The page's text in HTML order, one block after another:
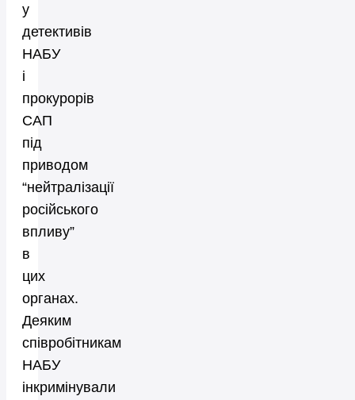
у
детективів
НАБУ
і
прокурорів
САП
під
приводом
“нейтралізації
російського
впливу”
в
цих
органах.
Деяким
співробітникам
НАБУ
інкримінували